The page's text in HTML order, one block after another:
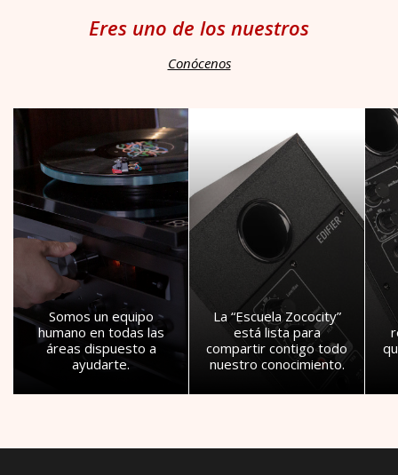
Eres uno de los nuestros
Conócenos
Somos un equipo
humano en todas las
áreas dispuesto a
ayudarte.
La “Escuela Zococity”
está lista para
compartir contigo todo
nuestro conocimiento.